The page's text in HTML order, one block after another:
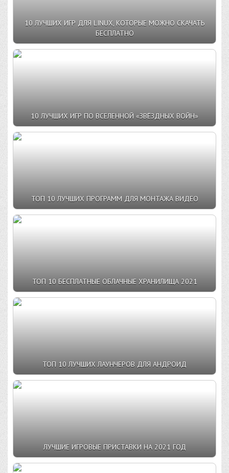
10 ЛУЧШИХ ИГР ДЛЯ LINUX, КОТОРЫЕ МОЖНО СКАЧАТЬ
БЕСПЛАТНО
10 ЛУЧШИХ ИГР ПО ВСЕЛЕННОЙ «ЗВЁЗДНЫХ ВОЙН»
ТОП 10 ЛУЧШИХ ПРОГРАММ ДЛЯ МОНТАЖА ВИДЕО
ТОП 10 БЕСПЛАТНЫЕ ОБЛАЧНЫЕ ХРАНИЛИЩА 2021
ТОП 10 ЛУЧШИХ ЛАУНЧЕРОВ ДЛЯ АНДРОИД
ЛУЧШИЕ ИГРОВЫЕ ПРИСТАВКИ НА 2021 ГОД